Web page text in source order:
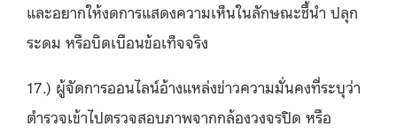
และอยากให้งดการแสดงความเห็นในลักษณะชี้นำ ปลุก
ระดม หรือบิดเบือนข้อเท็จจริง
17.) ผู้จัดการออนไลน์อ้างแหล่งข่าวความมั่นคงที่ระบุว่า
ตำรวจเข้าไปตรวจสอบภาพจากกล้องวงจรปิด หรือ